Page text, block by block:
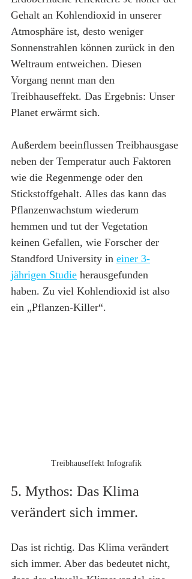
Gehalt an Kohlendioxid in unserer
Atmosphäre ist, desto weniger
Sonnenstrahlen können zurück in den
Weltraum entweichen. Diesen
Vorgang nennt man den
Treibhauseffekt. Das Ergebnis: Unser
Planet erwärmt sich.
Außerdem beeinflussen Treibhausgase
neben der Temperatur auch Faktoren
wie die Regenmenge oder den
Stickstoffgehalt. Alles das kann das
Pflanzenwachstum wiederum
hemmen und tut der Vegetation
keinen Gefallen, wie Forscher der
Standford University in einer 3-
jährigen Studie herausgefunden
haben. Zu viel Kohlendioxid ist also
ein „Pflanzen-Killer“.
Treibhauseffekt Infografik
5. Mythos: Das Klima
verändert sich immer.
Das ist richtig. Das Klima verändert
sich immer. Aber das bedeutet nicht,